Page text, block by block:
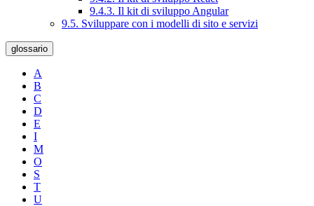
9.4.3. Il kit di sviluppo Angular
9.5. Sviluppare con i modelli di sito e servizi
glossario
A
B
C
D
E
I
M
O
S
T
U